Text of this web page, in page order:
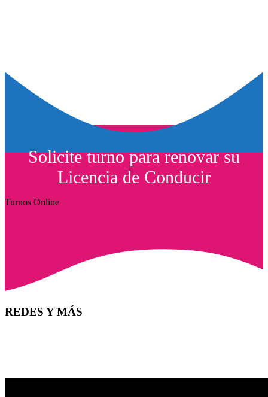
Solicite turno para renovar su
Licencia de Conducir
Turnos Online
REDES Y MÁS